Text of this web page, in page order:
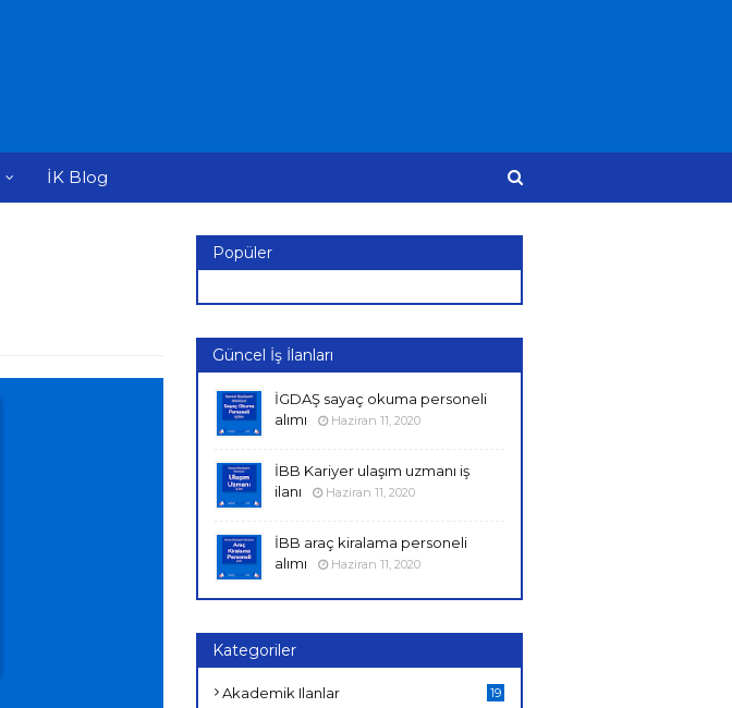
İK Blog
Popüler
Güncel İş İlanları
İGDAŞ sayaç okuma personeli
alımı
Haziran 11, 2020
İBB Kariyer ulaşım uzmanı iş
ilanı
Haziran 11, 2020
İBB araç kiralama personeli
alımı
Haziran 11, 2020
Kategoriler
Akademik Ilanlar 19